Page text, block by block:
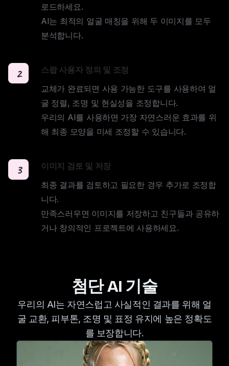
로드하세요.
AI는 최적의 얼굴 매칭을 위해 두 이미지를 모두
분석합니다.
2 스왑 사용자 정의 및 조정
교체가 완료되면 사용 가능한 도구를 사용하여 얼
굴 정렬, 조명 및 현실성을 조정합니다.
우리의 AI를 사용하면 가장 자연스러운 효과를 위
해 최종 모양을 미세 조정할 수 있습니다.
3 이미지 검토 및 저장
최종 결과를 검토하고 필요한 경우 추가로 조정합
니다.
만족스러우면 이미지를 저장하고 친구들과 공유하
거나 창의적인 프로젝트에 사용하세요.
첨단 AI 기술
우리의 AI는 자연스럽고 사실적인 결과를 위해 얼
굴 교환, 피부톤, 조명 및 표정 유지에 높은 정확도
를 보장합니다.